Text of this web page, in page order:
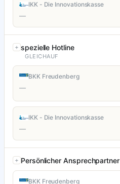
IKK - Die Innovationskasse
—
spezielle Hotline
GLEICHAUF
BKK Freudenberg
—
IKK - Die Innovationskasse
—
Persönlicher
BKK Freudenberg